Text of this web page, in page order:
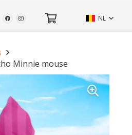
NL
Minnie mouse